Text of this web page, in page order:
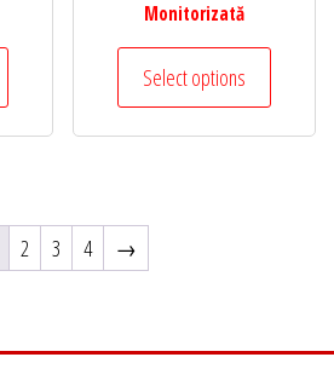
Monitorizată
Select options
2 3 4 →